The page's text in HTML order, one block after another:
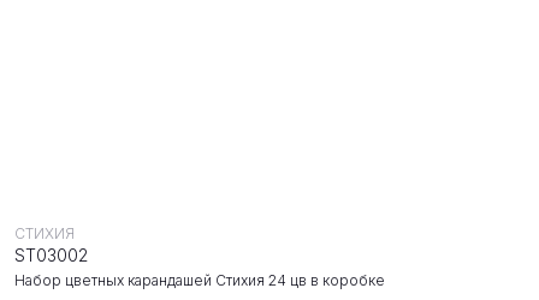
Набор цветных карандашей Стихия 24 цв в коробке
СТИХИЯ
ST03002